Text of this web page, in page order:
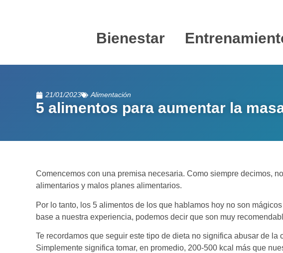
Bienestar
21/01/2023 Alimentación
5 alimentos para aumentar la
Comencemos con una premisa necesaria. Como siempre decimos,
alimentarios y malos planes alimentarios.
Por lo tanto, los 5 alimentos de los que hablamos hoy no son
base a nuestra experiencia, podemos decir que son muy
Te recordamos que seguir este tipo de dieta no significa abusar de
Simplemente significa tomar, en promedio, 200-500 kcal más que